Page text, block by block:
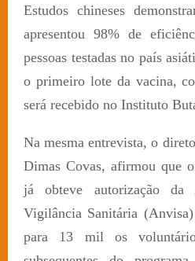
Estudos chineses
apresentou 98% de
pessoas testadas no país
o primeiro lote da vacina,
será recebido no Instituto
Na mesma entrevista, o
Dimas Covas, afirmou que
já obteve autorização da
Vigilância Sanitária
para 13 mil os